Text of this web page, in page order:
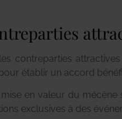
contreparties
établir un accord
en valeur du mécène
exclusives à des